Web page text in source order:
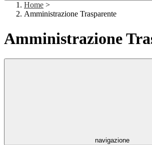
Home >
Amministrazione Trasparente
Amministrazione
navigazione